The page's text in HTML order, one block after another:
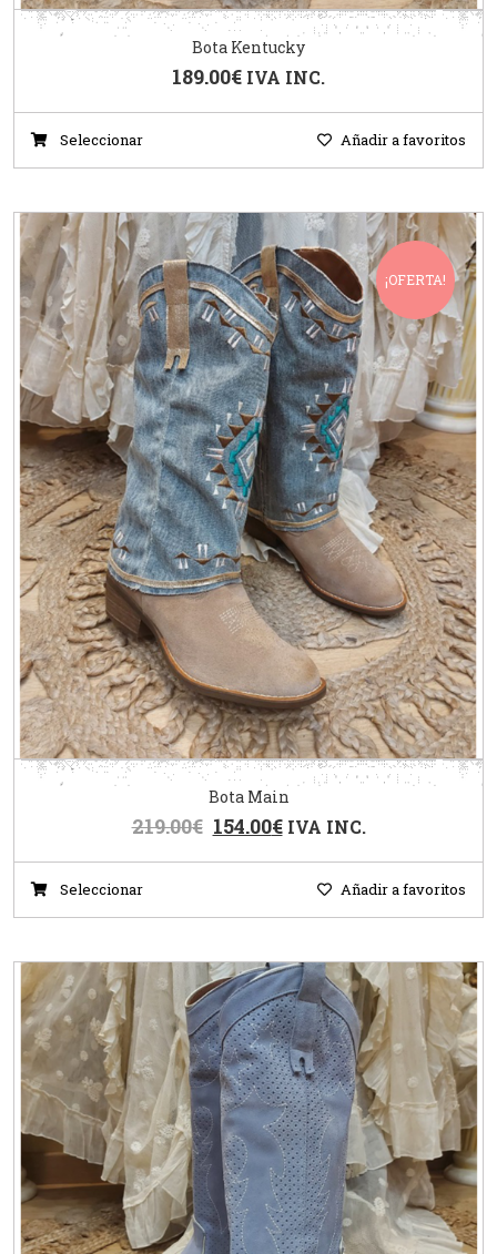
Bota Kentucky
189.00€ IVA INC.
Seleccionar Añadir a favoritos
¡OFERTA!
Bota Main
219.00€ 154.00€ IVA INC.
Seleccionar Añadir a favoritos